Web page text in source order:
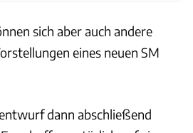
sich aber auch andere
eines neuen SM
dann abschließend